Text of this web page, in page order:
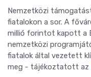
Nemzetközi
fiatalokon a sor. A
millió forintot kapott a
nemzetközi
fiatalok által vezetett
meg - tájékoztatott az